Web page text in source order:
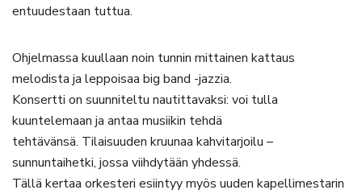
entuudestaan tuttua.
Ohjelmassa kuullaan noin tunnin mittainen kattaus
melodista ja leppoisaa big band -jazzia.
Konsertti on suunniteltu nautittavaksi: voi tulla
kuuntelemaan ja antaa musiikin tehdä
tehtävänsä. Tilaisuuden kruunaa kahvitarjoilu –
sunnuntaihetki, jossa viihdytään yhdessä.
Tällä kertaa orkesteri esiintyy myös uuden kapellimestarin